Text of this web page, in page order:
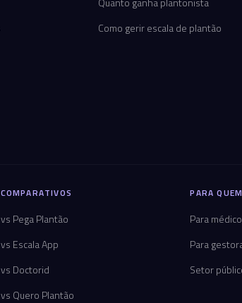
Como gerir escala de plantão
COMPARATIVOS
vs Pega Plantão
vs Escala App
vs Doctorid
vs Quero Plantão
PARA
Para
Para
Setor